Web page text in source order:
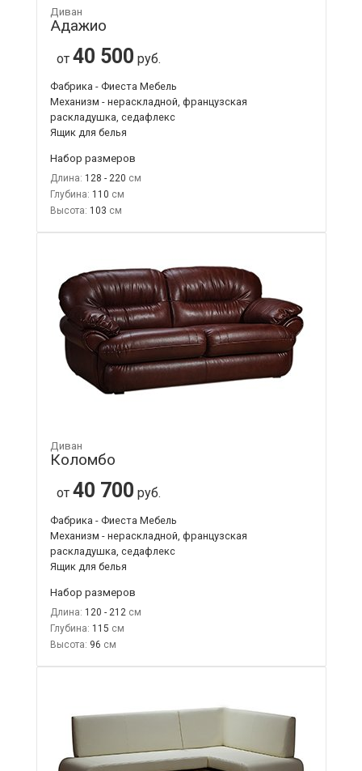
Диван
Адажио
от 40 500 руб.
Фабрика - Фиеста Мебель
Механизм - нераскладной, французская
раскладушка, седафлекс
Ящик для белья
Набор размеров
Длина: 128 - 220
Глубина: 110
Высота: 103
Диван
Коломбо
от 40 700 руб.
Фабрика - Фиеста Мебель
Механизм - нераскладной, французская
раскладушка, седафлекс
Ящик для белья
Набор размеров
Длина: 120 - 212
Глубина: 115
Высота: 96